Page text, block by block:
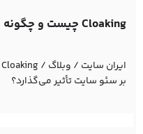
Cloaking چیست و چگونه بر سئو سایت تأثیر می‌گذارد؟
ایران سایت / وبلاگ /
بر سئو سایت تأثیر می‌گذارد؟